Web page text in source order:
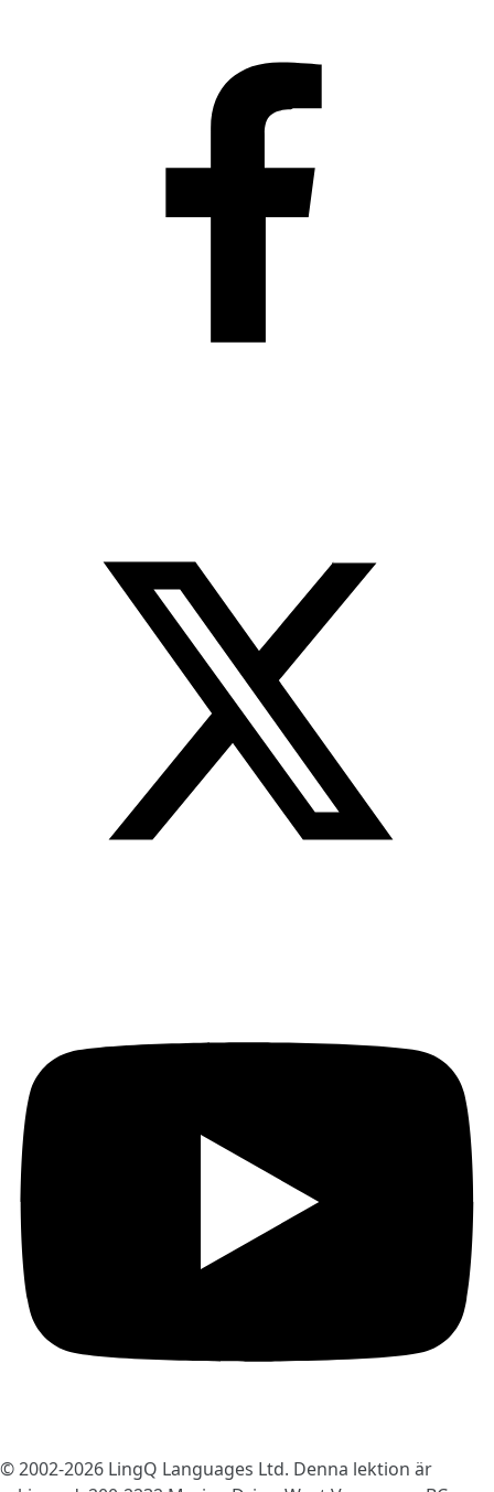
© 2002-2026 LingQ Languages Ltd. Denna lektion är